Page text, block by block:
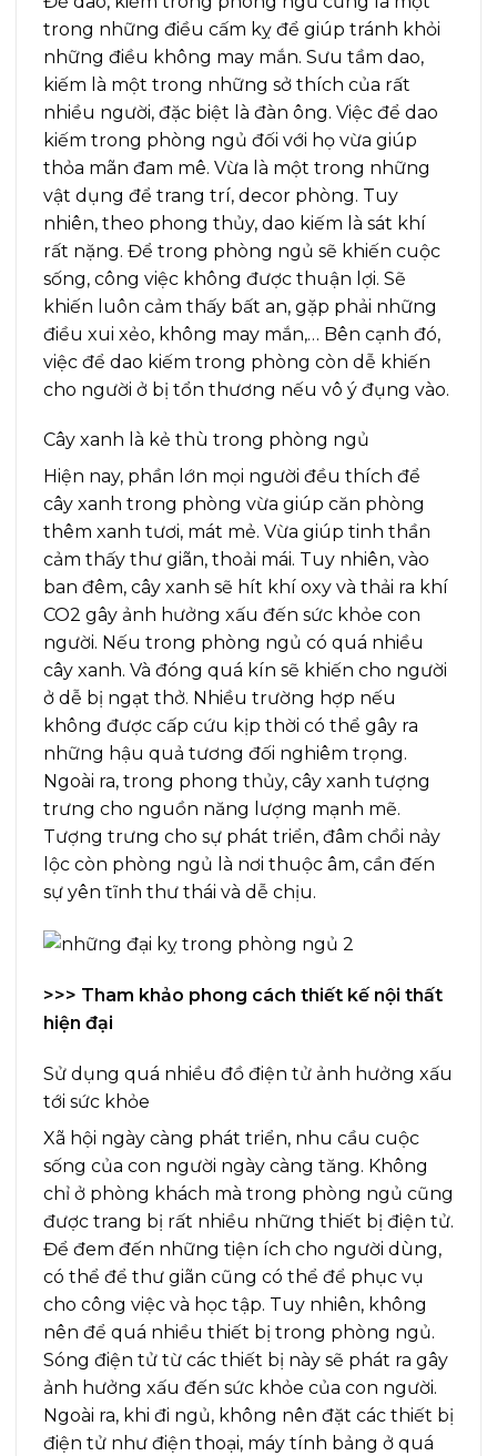
trong những điều cấm kỵ để giúp tránh khỏi
những điều không may mắn. Sưu tầm dao,
kiếm là một trong những sở thích của rất
nhiều người, đặc biệt là đàn ông. Việc để dao
kiếm trong phòng ngủ đối với họ vừa giúp
thỏa mãn đam mê. Vừa là một trong những
vật dụng để trang trí, decor phòng. Tuy
nhiên, theo phong thủy, dao kiếm là sát khí
rất nặng. Để trong phòng ngủ sẽ khiến cuộc
sống, công việc không được thuận lợi. Sẽ
khiến luôn cảm thấy bất an, gặp phải những
điều xui xẻo, không may mắn,… Bên cạnh đó,
việc để dao kiếm trong phòng còn dễ khiến
cho người ở bị tổn thương nếu vô ý đụng vào.
Cây xanh là kẻ thù trong phòng ngủ
Hiện nay, phần lớn mọi người đều thích để
cây xanh trong phòng vừa giúp căn phòng
thêm xanh tươi, mát mẻ. Vừa giúp tinh thần
cảm thấy thư giãn, thoải mái. Tuy nhiên, vào
ban đêm, cây xanh sẽ hít khí oxy và thải ra khí
CO2 gây ảnh hưởng xấu đến sức khỏe con
người. Nếu trong phòng ngủ có quá nhiều
cây xanh. Và đóng quá kín sẽ khiến cho người
ở dễ bị ngạt thở. Nhiều trường hợp nếu
không được cấp cứu kịp thời có thể gây ra
những hậu quả tương đối nghiêm trọng.
Ngoài ra, trong phong thủy, cây xanh tượng
trưng cho nguồn năng lượng mạnh mẽ.
Tượng trưng cho sự phát triển, đâm chồi nảy
lộc còn phòng ngủ là nơi thuộc âm, cần đến
sự yên tĩnh thư thái và dễ chịu.
>>> Tham khảo phong cách thiết kế nội thất
hiện đại
Sử dụng quá nhiều đồ điện tử ảnh hưởng xấu
tới sức khỏe
Xã hội ngày càng phát triển, nhu cầu cuộc
sống của con người ngày càng tăng. Không
chỉ ở phòng khách mà trong phòng ngủ cũng
được trang bị rất nhiều những thiết bị điện tử.
Để đem đến những tiện ích cho người dùng,
có thể để thư giãn cũng có thể để phục vụ
cho công việc và học tập. Tuy nhiên, không
nên để quá nhiều thiết bị trong phòng ngủ.
Sóng điện tử từ các thiết bị này sẽ phát ra gây
ảnh hưởng xấu đến sức khỏe của con người.
Ngoài ra, khi đi ngủ, không nên đặt các thiết bị
điện tử như điện thoại, máy tính bảng ở quá